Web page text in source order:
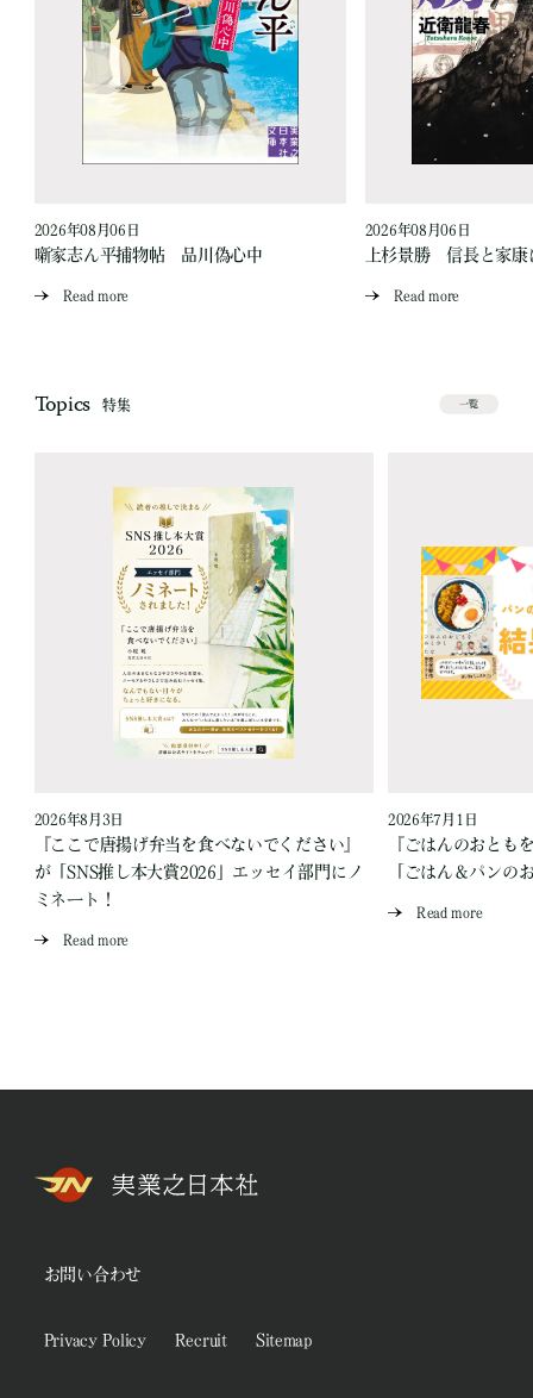
2026年08月06日
噺家志ん平捕物帖 品川偽心中
Read more
2026年08月06日
上杉景勝 信長と家康
Read more
Topics 特集 一覧
2026年8月3日
『ここで唐揚げ弁当を食べないでください』
が「SNS推し本大賞2026」エッセイ部門にノ
ミネート！
Read more
2026年7月1日
『ごはんのおとも
「ごはん＆パンの
Read more
お問い合わせ
Privacy Policy Recruit Sitemap